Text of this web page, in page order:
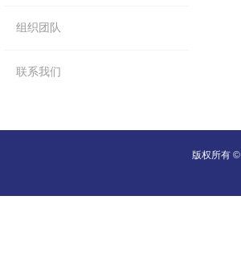
组织团队
联系我们
版权所有 ©